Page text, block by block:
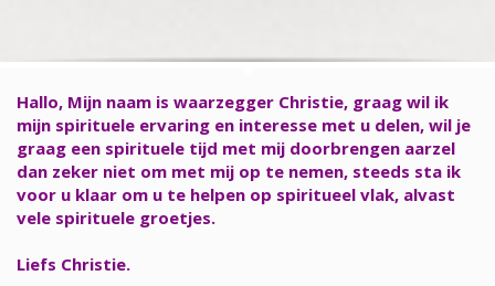
Hallo, Mijn naam is waarzegger Christie, graag wil ik
mijn spirituele ervaring en interesse met u delen, wil je
graag een spirituele tijd met mij doorbrengen aarzel
dan zeker niet om met mij op te nemen, steeds sta ik
voor u klaar om u te helpen op spiritueel vlak, alvast
vele spirituele groetjes.
Liefs Christie.